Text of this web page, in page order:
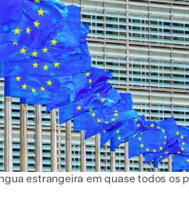
estrangeira em quase todos os